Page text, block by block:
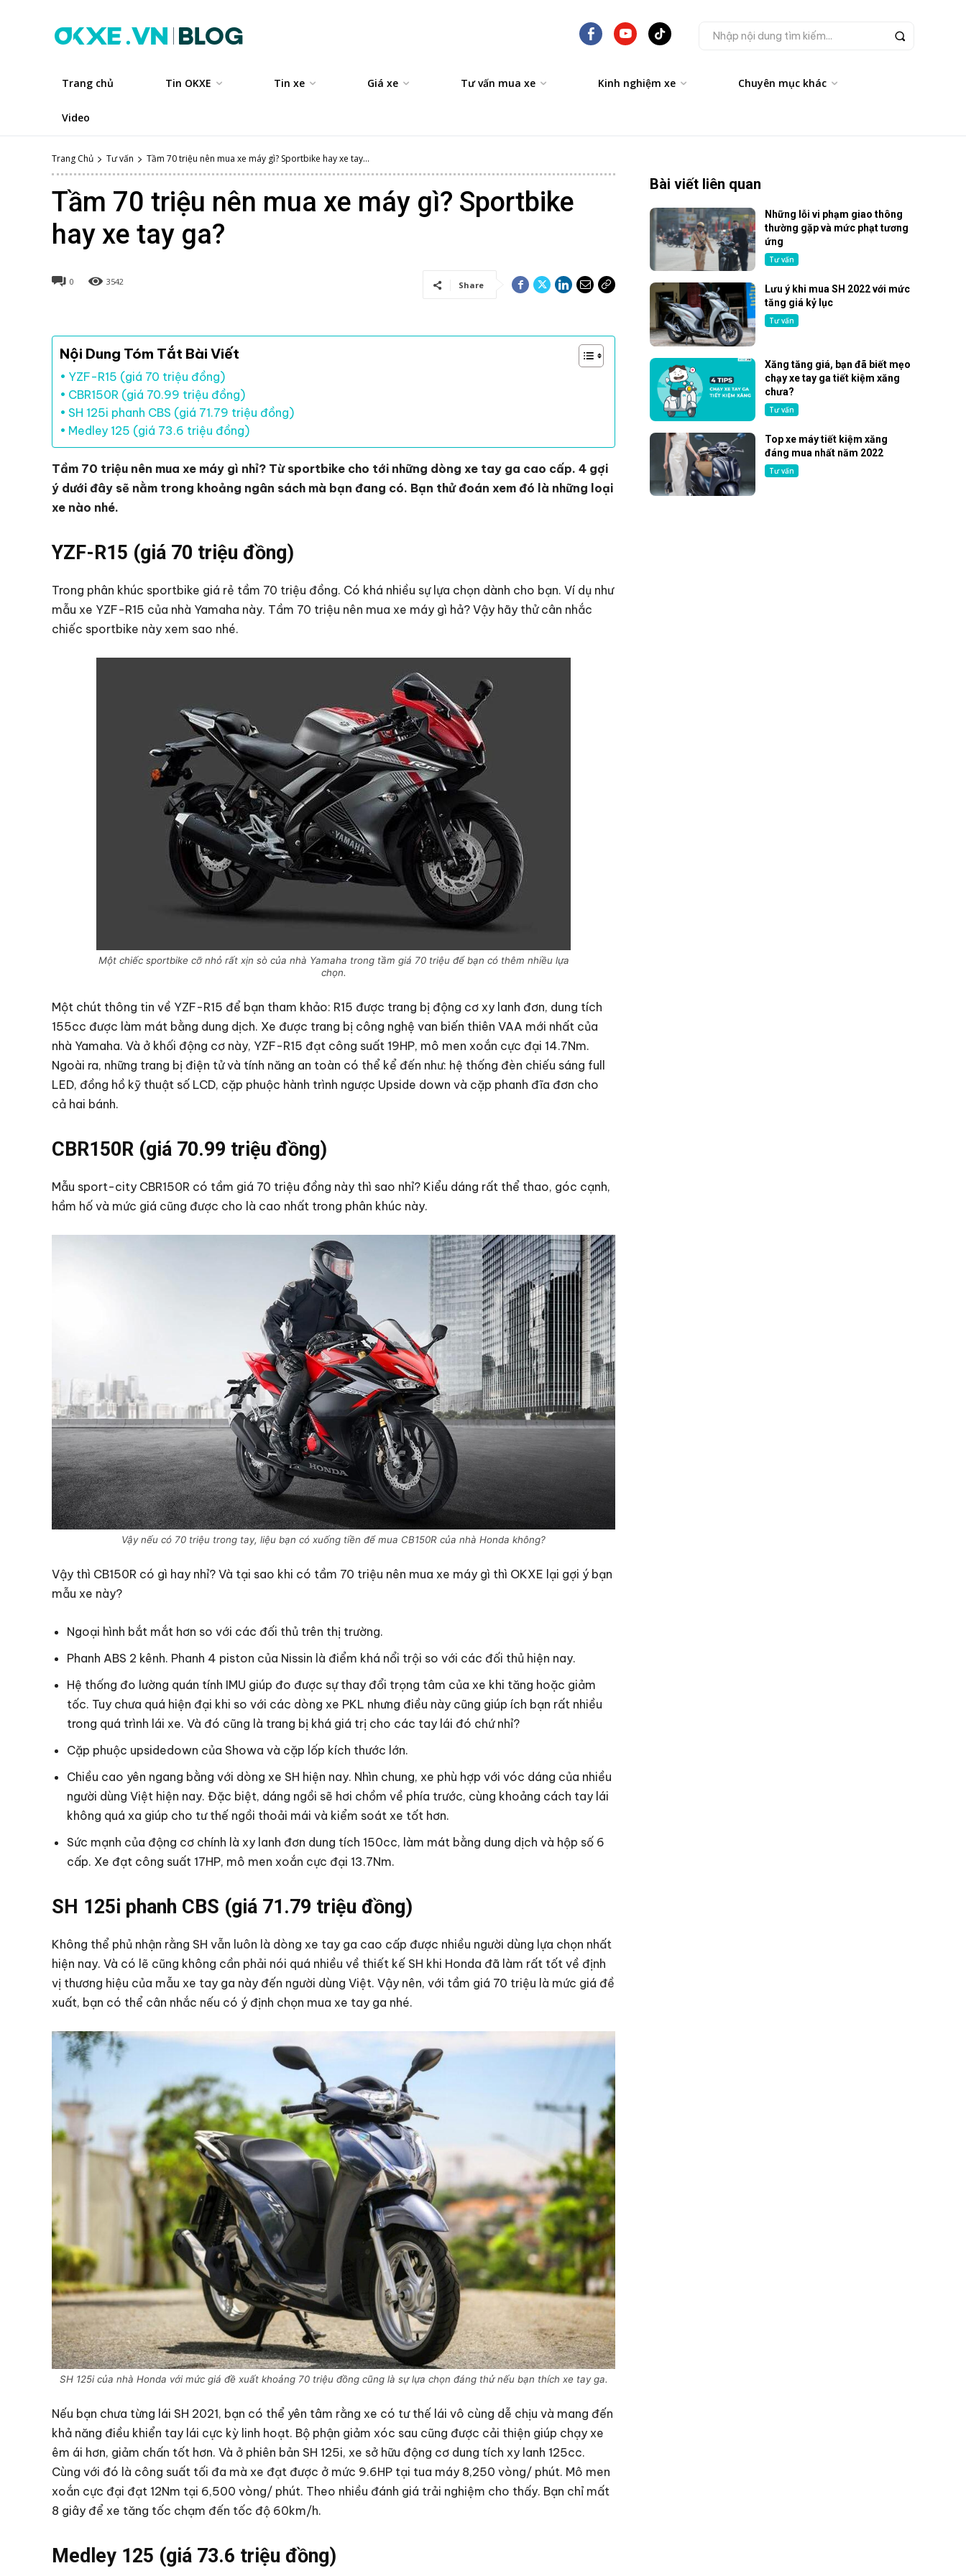
Nhập nội dung tìm kiếm...
Trang chủ Tin OKXE Tin xe Giá xe Tư vấn mua xe Kinh nghiệm xe Chuyên mục khác
Video
Trang Chủ Tư vấn Tầm 70 triệu nên mua xe máy gì? Sportbike hay xe tay...
Tầm 70 triệu nên mua xe máy gì? Sportbike
hay xe tay ga?
0 3542 Share
Nội Dung Tóm Tắt Bài Viết
YZF-R15 (giá 70 triệu đồng)
CBR150R (giá 70.99 triệu đồng)
SH 125i phanh CBS (giá 71.79 triệu đồng)
Medley 125 (giá 73.6 triệu đồng)
Tầm 70 triệu nên mua xe máy gì nhỉ? Từ sportbike cho tới những dòng xe tay ga cao cấp. 4 gợi
ý dưới đây sẽ nằm trong khoảng ngân sách mà bạn đang có. Bạn thử đoán xem đó là những loại
xe nào nhé.
YZF-R15 (giá 70 triệu đồng)
Trong phân khúc sportbike giá rẻ tầm 70 triệu đồng. Có khá nhiều sự lựa chọn dành cho bạn. Ví dụ như
mẫu xe YZF-R15 của nhà Yamaha này. Tầm 70 triệu nên mua xe máy gì hả? Vậy hãy thử cân nhắc
chiếc sportbike này xem sao nhé.
Một chiếc sportbike cỡ nhỏ rất xịn sò của nhà Yamaha trong tầm giá 70 triệu để bạn có thêm nhiều lựa
chọn.
Một chút thông tin về YZF-R15 để bạn tham khảo: R15 được trang bị động cơ xy lanh đơn, dung tích
155cc được làm mát bằng dung dịch. Xe được trang bị công nghệ van biến thiên VAA mới nhất của
nhà Yamaha. Và ở khối động cơ này, YZF-R15 đạt công suất 19HP, mô men xoắn cực đại 14.7Nm.
Ngoài ra, những trang bị điện tử và tính năng an toàn có thể kể đến như: hệ thống đèn chiếu sáng full
LED, đồng hồ kỹ thuật số LCD, cặp phuộc hành trình ngược Upside down và cặp phanh đĩa đơn cho
cả hai bánh.
CBR150R (giá 70.99 triệu đồng)
Mẫu sport-city CBR150R có tầm giá 70 triệu đồng này thì sao nhỉ? Kiểu dáng rất thể thao, góc cạnh,
hầm hố và mức giá cũng được cho là cao nhất trong phân khúc này.
Vậy nếu có 70 triệu trong tay, liệu bạn có xuống tiền để mua CB150R của nhà Honda không?
Vậy thì CB150R có gì hay nhỉ? Và tại sao khi có tầm 70 triệu nên mua xe máy gì thì OKXE lại gợi ý bạn
mẫu xe này?
Ngoại hình bắt mắt hơn so với các đối thủ trên thị trường.
Phanh ABS 2 kênh. Phanh 4 piston của Nissin là điểm khá nổi trội so với các đối thủ hiện nay.
Hệ thống đo lường quán tính IMU giúp đo được sự thay đổi trọng tâm của xe khi tăng hoặc giảm
tốc. Tuy chưa quá hiện đại khi so với các dòng xe PKL nhưng điều này cũng giúp ích bạn rất nhiều
trong quá trình lái xe. Và đó cũng là trang bị khá giá trị cho các tay lái đó chứ nhỉ?
Cặp phuộc upsidedown của Showa và cặp lốp kích thước lớn.
Chiều cao yên ngang bằng với dòng xe SH hiện nay. Nhìn chung, xe phù hợp với vóc dáng của nhiều
người dùng Việt hiện nay. Đặc biệt, dáng ngồi sẽ hơi chồm về phía trước, cùng khoảng cách tay lái
không quá xa giúp cho tư thế ngồi thoải mái và kiểm soát xe tốt hơn.
Sức mạnh của động cơ chính là xy lanh đơn dung tích 150cc, làm mát bằng dung dịch và hộp số 6
cấp. Xe đạt công suất 17HP, mô men xoắn cực đại 13.7Nm.
SH 125i phanh CBS (giá 71.79 triệu đồng)
Không thể phủ nhận rằng SH vẫn luôn là dòng xe tay ga cao cấp được nhiều người dùng lựa chọn nhất
hiện nay. Và có lẽ cũng không cần phải nói quá nhiều về thiết kế SH khi Honda đã làm rất tốt về định
vị thương hiệu của mẫu xe tay ga này đến người dùng Việt. Vậy nên, với tầm giá 70 triệu là mức giá đề
xuất, bạn có thể cân nhắc nếu có ý định chọn mua xe tay ga nhé.
SH 125i của nhà Honda với mức giá đề xuất khoảng 70 triệu đồng cũng là sự lựa chọn đáng thử nếu bạn thích xe tay ga.
Nếu bạn chưa từng lái SH 2021, bạn có thể yên tâm rằng xe có tư thế lái vô cùng dễ chịu và mang đến
khả năng điều khiển tay lái cực kỳ linh hoạt. Bộ phận giảm xóc sau cũng được cải thiện giúp chạy xe
êm ái hơn, giảm chấn tốt hơn. Và ở phiên bản SH 125i, xe sở hữu động cơ dung tích xy lanh 125cc.
Cùng với đó là công suất tối đa mà xe đạt được ở mức 9.6HP tại tua máy 8,250 vòng/ phút. Mô men
xoắn cực đại đạt 12Nm tại 6,500 vòng/ phút. Theo nhiều đánh giá trải nghiệm cho thấy. Bạn chỉ mất
8 giây để xe tăng tốc chạm đến tốc độ 60km/h.
Medley 125 (giá 73.6 triệu đồng)
Bài viết liên quan
Những lỗi vi phạm giao thông
thường gặp và mức phạt tương
ứng
Tư vấn
Lưu ý khi mua SH 2022 với mức
tăng giá kỷ lục
Tư vấn
Xăng tăng giá, bạn đã biết mẹo
chạy xe tay ga tiết kiệm xăng
chưa?
Tư vấn
Top xe máy tiết kiệm xăng
đáng mua nhất năm 2022
Tư vấn